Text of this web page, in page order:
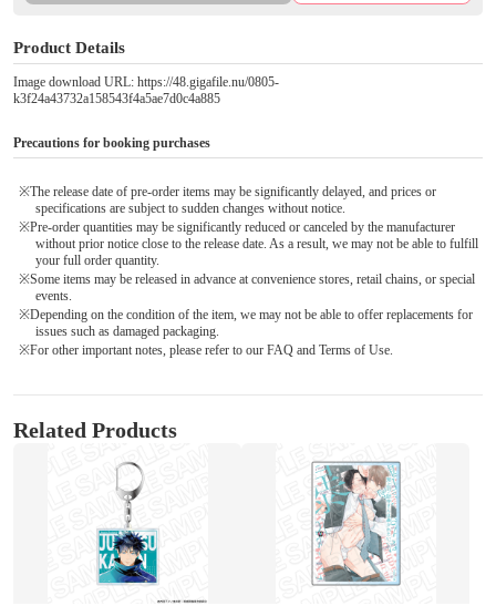
Product Details
Image download URL: https://48.gigafile.nu/0805-
k3f24a43732a158543f4a5ae7d0c4a885
Precautions for booking purchases
※The release date of pre-order items may be significantly delayed, and prices or
specifications are subject to sudden changes without notice.
※Pre-order quantities may be significantly reduced or canceled by the manufacturer
without prior notice close to the release date. As a result, we may not be able to fulfill
your full order quantity.
※Some items may be released in advance at convenience stores, retail chains, or special
events.
※Depending on the condition of the item, we may not be able to offer replacements for
issues such as damaged packaging.
※For other important notes, please refer to our FAQ and Terms of Use.
Related Products